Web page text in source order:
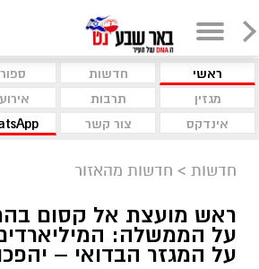
ראשי חדשות
מגזין
תרבות
אינדקס
צור קשר
חדשות > חדשות מהאזור
ראש מועצת אל קסום
על הממשלה:
על המגזר הבדואי –